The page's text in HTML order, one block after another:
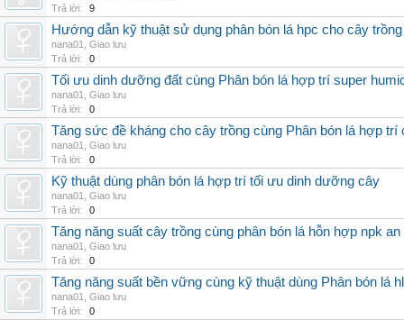
Trả lời:
9
Hướng dẫn kỹ thuật sử dụng phân bón lá hpc cho cây trồng
nana01
Giao lưu
Trả lời:
0
Tối ưu dinh dưỡng đất cùng Phân bón lá hợp trí super
nana01
Giao lưu
Trả lời:
0
Tăng sức đề kháng cho cây trồng cùng Phân bón lá hợp trí
nana01
Giao lưu
Trả lời:
0
Kỹ thuật dùng phân bón lá hợp trí tối ưu dinh dưỡng cây
nana01
Giao lưu
Trả lời:
0
Tăng năng suất cây trồng cùng phân bón lá hỗn hợp npk an
nana01
Giao lưu
Trả lời:
0
Tăng năng suất bền vững cùng kỹ thuật dùng Phân bón lá
nana01
Giao lưu
Trả lời:
0